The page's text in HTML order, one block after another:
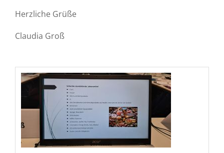
Herzliche Grüße
Claudia Groß